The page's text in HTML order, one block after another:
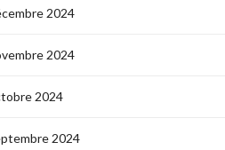
2024
2024
2024
2024